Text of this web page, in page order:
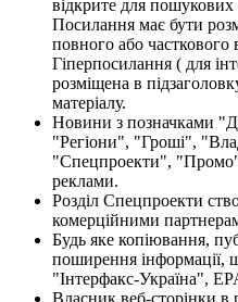
відкрите для
Посилання має бути
повного або часткового
Гіперпосилання ( для
розміщена в
матеріалу.
Новини з позначками
"Регіони", "Гроші",
"Спецпроекти", "Промо"
реклами.
Розділ Спецпроекти
комерційними
Будь яке копіювання,
поширення інформації,
"Інтерфакс-Україна",
Власник веб-сторінки в